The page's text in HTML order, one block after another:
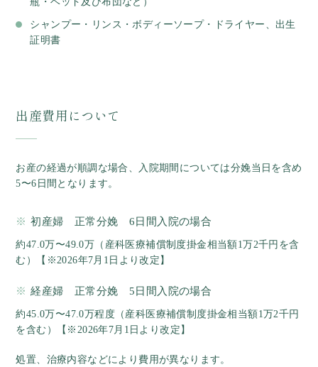
シャンプー・リンス・ボディーソープ・ドライヤー、出生
証明書
出産費用について
お産の経過が順調な場合、入院期間については分娩当日を含め
5〜6日間となります。
初産婦 正常分娩 6日間入院の場合
約47.0万〜49.0万（産科医療補償制度掛金相当額1万2千円を含
む）【※2026年7月1日より改定】
経産婦 正常分娩 5日間入院の場合
約45.0万〜47.0万程度（産科医療補償制度掛金相当額1万2千円
を含む）【※2026年7月1日より改定】
処置、治療内容などにより費用が異なります。